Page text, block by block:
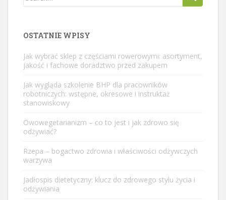
OSTATNIE WPISY
Jak wybrać sklep z częściami rowerowymi: asortyment,
jakość i fachowe doradztwo przed zakupem
Jak wygląda szkolenie BHP dla pracowników
robotniczych: wstępne, okresowe i instruktaż
stanowiskowy
Owowegetarianizm – co to jest i jak zdrowo się
odżywiać?
Rzepa – bogactwo zdrowia i właściwości odżywczych
warzywa
Jadłospis dietetyczny: klucz do zdrowego stylu życia i
odżywiania